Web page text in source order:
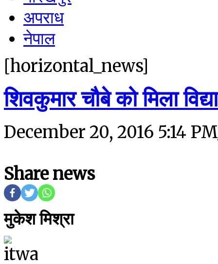
अपराध
नेपाल
[horizontal_news]
शिवकुमार चौबे को मिला
December 20, 2016 5:14 PM
Share news
मुकेश मिश्रा